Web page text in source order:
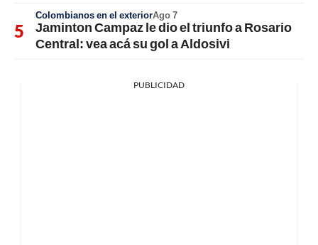
Colombianos en el exteriorAgo 7
Jaminton Campaz le dio el triunfo a Rosario
Central: vea acá su gol a Aldosivi
PUBLICIDAD